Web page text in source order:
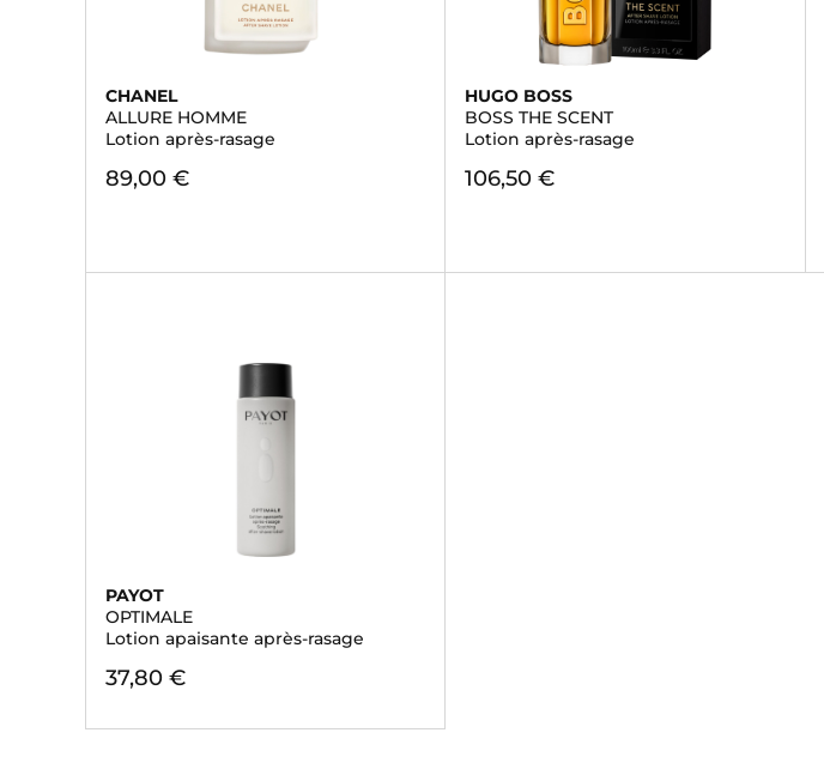
CHANEL
ALLURE HOMME
Lotion après-rasage
89,00 €
HUGO BOSS
BOSS THE SCENT
Lotion après-rasage
106,50 €
PAYOT
OPTIMALE
Lotion apaisante après-rasage
37,80 €